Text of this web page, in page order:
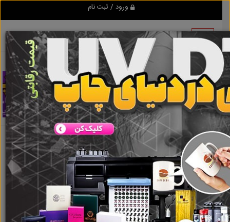
ورود / ثبت نام
اطلاعات این آگهی به علت منقضی شدن قابل